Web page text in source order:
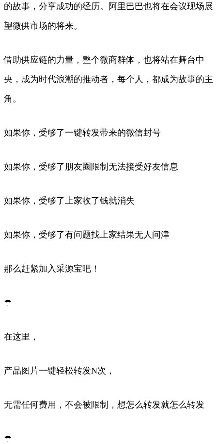
的故事，分享成功的经历。阿里巴巴也将在会议现场展
望微供市场的将来。
借助供应链的力量，整个微商群体，也将站在舞台中
央，成为时代浪潮的推动者，每个人，都成为故事的主
角。
如果你，受够了一键转发带来的微信封号
如果你，受够了朋友圈限制无法接受好友信息
如果你，受够了上家收了钱就消失
如果你，受够了有问题找上家结果无人问津
那么赶紧加入采源宝吧！
☂
在这里，
产品图片一键轻松转发N次，
无需任何费用，不会被限制，想怎么转发就怎么转发
☂